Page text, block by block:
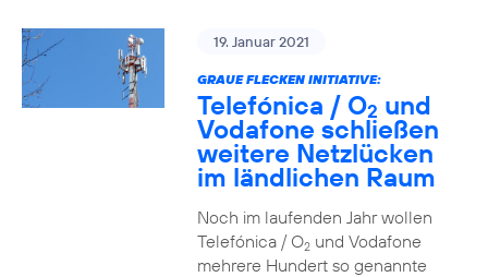
19. Januar 2021
GRAUE FLECKEN INITIATIVE:
Telefónica / O2 und
Vodafone schließen
weitere Netzlücken
im ländlichen Raum
Noch im laufenden Jahr wollen
Telefónica / O2und Vodafone
mehrere Hundert so genannte